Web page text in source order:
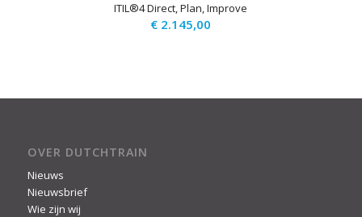
ITIL®4 Direct, Plan, Improve
€ 2.145,00
OVER DUTCHTRAIN
Nieuws
Nieuwsbrief
Wie zijn wij